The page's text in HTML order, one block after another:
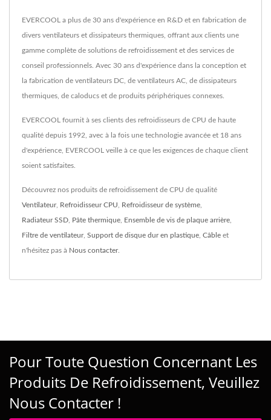
EVERCOOL a plus de 30 ans d'expérience en R&D et en fabrication de
divers ventilateurs et dissipateurs thermiques, offrant aux clients une
gamme complète de solutions de refroidissement et des services de
conseil professionnels. Avec 30 ans d'expérience dans la conception et
la fabrication de ventilateurs DC, de ventilateurs AC, de dissipateurs
thermiques, de caloducs et de produits périphériques connexes.
EVERCOOL fournit à ses clients des refroidisseurs de CPU de haute
qualité depuis 1992, avec à la fois une technologie avancée et 18 ans
d'expérience, EVERCOOL veille à ce que les exigences de chaque client
soient satisfaites.
Découvrez nos produits de refroidissement de CPU de qualité
Ventilateur, Refroidisseur CPU Refroidisseur de système
Radiateur SSD Pâte thermique Ensemble de vis de plaque arrière
Filtre de ventilateur, Support de disque dur en plastique Câble et
n'hésitez pas à Nous contacter.
Pour Toute Question Concernant Les
Produits De Refroidissement, Veuillez
Nous Contacter !